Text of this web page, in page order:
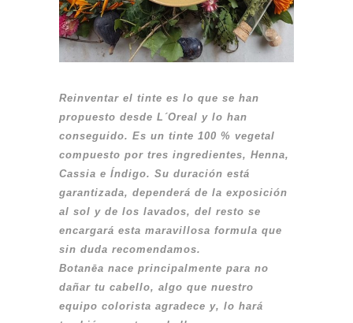
Reinventar el tinte es lo que se han
propuesto desde L´Oreal y lo han
conseguido. Es un tinte 100 % vegetal
compuesto por tres ingredientes, Henna,
Cassia e Índigo. Su duración está
garantizada, dependerá de la exposición
al sol y de los lavados, del resto se
encargará esta maravillosa formula que
sin duda recomendamos.
Botanēa nace principalmente para no
dañar tu cabello, algo que nuestro
equipo colorista agradece y, lo hará